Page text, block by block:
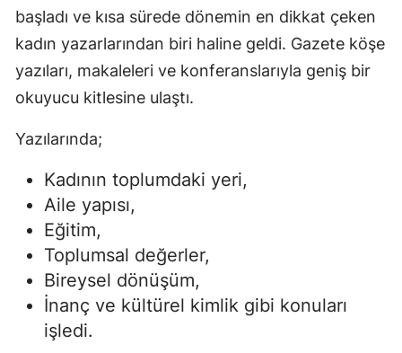
başladı ve kısa sürede dönemin en dikkat çeken
kadın yazarlarından biri haline geldi. Gazete köşe
yazıları, makaleleri ve konferanslarıyla geniş bir
okuyucu kitlesine ulaştı.
Yazılarında;
Kadının toplumdaki yeri,
Aile yapısı,
Eğitim,
Toplumsal değerler,
Bireysel dönüşüm,
İnanç ve kültürel kimlik gibi konuları
işledi.